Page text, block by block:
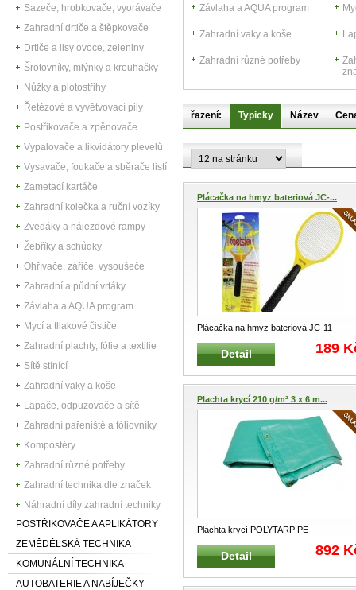
Sazeče, hrobkovače, vyorávače
Zahradní drtiče a štěpkovače
Drtiče a lisy ovoce, zeleniny
Šrotovníky, mlýnky a krouhačky
Nůžky a plotostřihy
Řetězové a vyvětvovací pily
Postřikovače a zpěnovače
Vypalovače a likvidátory plevelů
Vysavače, foukače a sběrače listí
Zametací kartáče
Zahradní kolečka a ruční vozíky
Zvedáky a nájezdové rampy
Žebříky a schůdky
Ohřívače, zářiče, vysoušeče
Zahradní a půdní vrtáky
Závlaha a AQUA program
Mycí a tllakové čističe
Zahradní plachty, fólie a textilie
Sítě stínící
Zahradní vaky a koše
Lapače, odpuzovače a sítě
Zahradní pařeniště a fóliovníky
Kompostéry
Zahradní různé potřeby
Zahradní technika dle značek
Náhradní díly zahradní techniky
POSTŘIKOVAČE A APLIKÁTORY
ZEMĚDĚLSKÁ TECHNIKA
KOMUNÁLNÍ TECHNIKA
AUTOBATERIE A NABÍJEČKY
Závlaha a AQUA program
Zahradní vaky a koše
Zahradní různé potřeby
řazení: Typicky Název
Plácačka na hmyz bateriová JC-...
Plácačka na hmyz bateriová JC-11
TERMINÁTOR Bateriová elektrická plác
Detail 189
Plachta krycí 210 g/m² 3 x 6 m...
Plachta krycí POLYTARP PE
víceúčelová Vhodná pro zemědělství,
dopra...
Detail 892